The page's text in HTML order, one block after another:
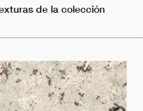
de la colección